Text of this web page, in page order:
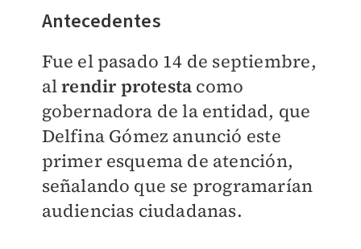
Antecedentes
Fue el pasado 14 de septiembre,
alrendir protesta como
gobernadora de la entidad, que
Delfina Gómez anunció este
primer esquema de atención,
señalando que se programarían
audiencias ciudadanas.